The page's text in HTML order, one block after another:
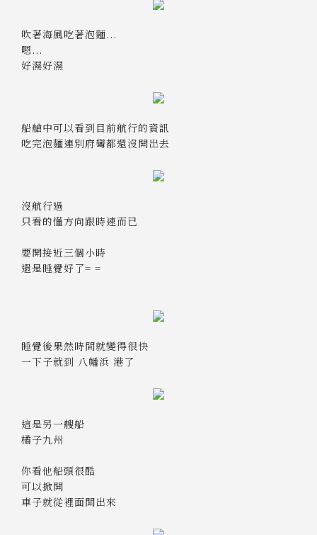
吹著海風吃著泡麵...
嗯...
好濕好濕
船艙中可以看到目前航行的資訊
吃完泡麵連別府彎都還沒開出去
沒航行過
只看的懂方向跟時速而已
要開接近三個小時
還是睡覺好了= =
睡覺後果然時間就變得很快
一下子就到 八幡浜 港了
這是另一艘船
橘子九州
你看他船頭很酷
可以掀開
車子就從裡面開出來